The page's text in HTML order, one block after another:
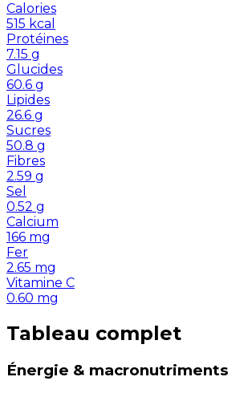
Calories
515 kcal
Protéines
7.15 g
Glucides
60.6 g
Lipides
26.6 g
Sucres
50.8 g
Fibres
2.59 g
Sel
0.52 g
Calcium
166 mg
Fer
2.65 mg
Vitamine C
0.60 mg
Tableau complet
Énergie & macronutriments